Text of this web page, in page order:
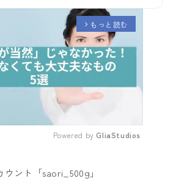
arrow_forward_ios もっと読む
Powered by GliaStudios
ント「saori_500g」